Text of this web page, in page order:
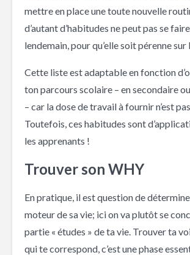
mettre en place une toute nouvelle
d’autant d’habitudes ne peut pas se
lendemain, pour qu’elle soit pérenne
Cette liste est adaptable en fonction
ton parcours scolaire – en secondaire
– car la dose de travail à fournir n’est
Toutefois, ces habitudes sont
les apprenants !
Trouver son WHY
En pratique, il est question de
moteur de sa vie; ici on va plutôt se
partie « études » de ta vie. Trouver ta
qui te correspond, c’est une phase